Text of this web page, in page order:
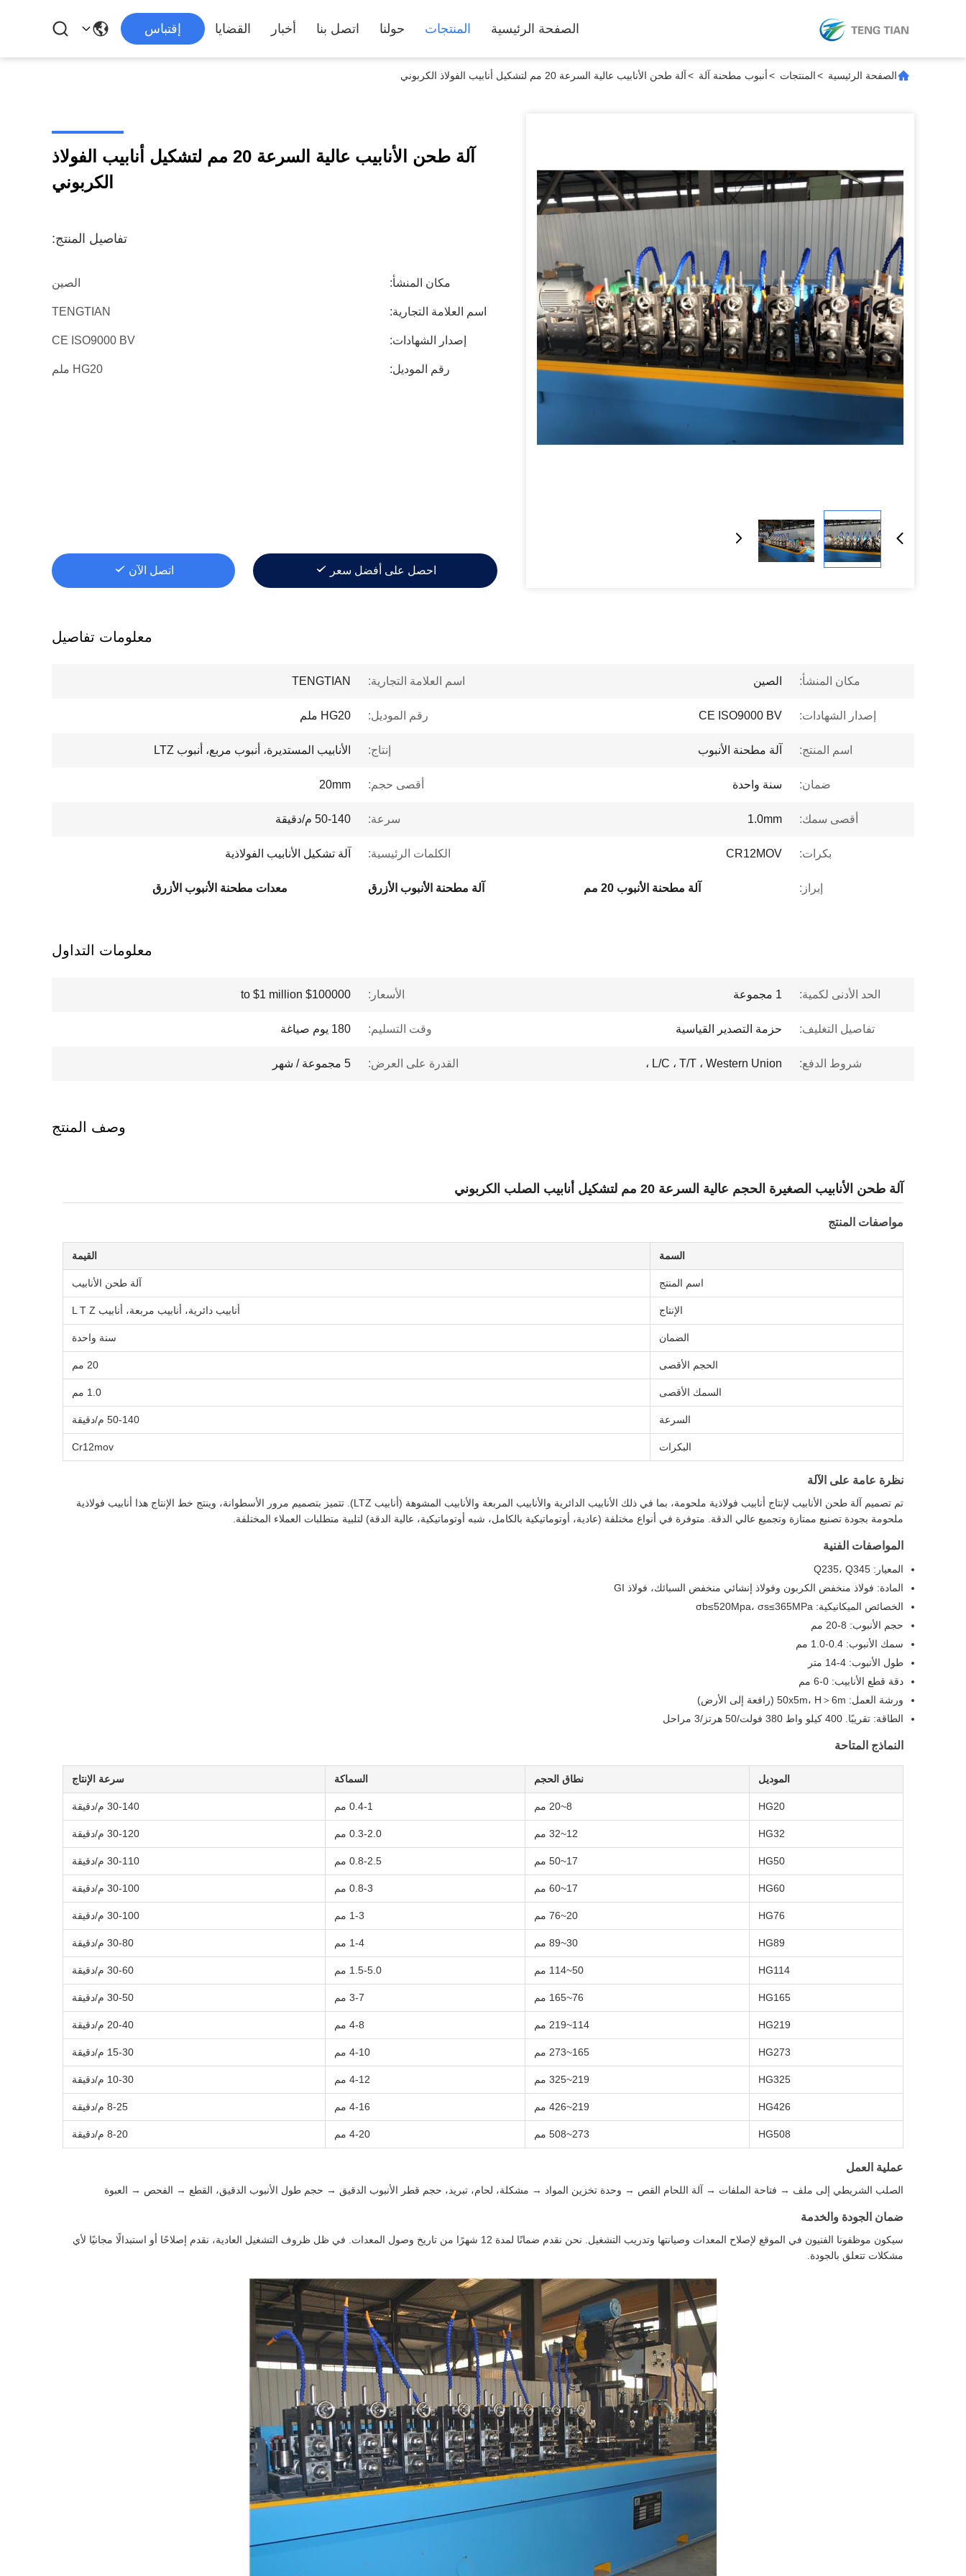
الصفحة الرئيسية المنتجات حولنا اتصل بنا أخبار القضايا إقتباس
الصفحة الرئيسية >المنتجات >أنبوب مطحنة آلة >آلة طحن الأنابيب عالية السرعة 20 مم لتشكيل أنابيب الفولاذ الكربوني
آلة طحن الأنابيب عالية السرعة 20 مم لتشكيل أنابيب الفولاذ
الكربوني
تفاصيل المنتج:
مكان المنشأ: الصين
اسم العلامة التجارية: TENGTIAN
إصدار الشهادات: CE ISO9000 BV
رقم الموديل: HG20 ملم
احصل على أفضل سعر اتصل الآن
معلومات تفاصيل
مكان المنشأ: الصين اسم العلامة التجارية: TENGTIAN
إصدار الشهادات: CE ISO9000 BV رقم الموديل: HG20 ملم
اسم المنتج: آلة مطحنة الأنبوب إنتاج: الأنابيب المستديرة، أنبوب مربع، أنبوب LTZ
ضمان: سنة واحدة أقصى حجم: 20mm
أقصى سمك: 1.0mm سرعة: 50-140 م/دقيقة
بكرات: CR12MOV الكلمات الرئيسية: آلة تشكيل الأنابيب الفولاذية
إبراز: آلة مطحنة الأنبوب 20 مم آلة مطحنة الأنبوب الأزرق معدات مطحنة الأنبوب الأزرق
معلومات التداول
الحد الأدنى لكمية: 1 مجموعة الأسعار: $100000 to $1 million
تفاصيل التغليف: حزمة التصدير القياسية وقت التسليم: 180 يوم صياغة
شروط الدفع: L/C ، T/T ، Western Union ، القدرة على العرض: 5 مجموعة / شهر
وصف المنتج
آلة طحن الأنابيب الصغيرة الحجم عالية السرعة 20 مم لتشكيل أنابيب الصلب الكربوني
مواصفات المنتج
السمة القيمة
اسم المنتج آلة طحن الأنابيب
الإنتاج أنابيب دائرية، أنابيب مربعة، أنابيب L T Z
الضمان سنة واحدة
الحجم الأقصى 20 مم
السمك الأقصى 1.0 مم
السرعة 50-140 م/دقيقة
البكرات Cr12mov
نظرة عامة على الآلة
تم تصميم آلة طحن الأنابيب لإنتاج أنابيب فولاذية ملحومة، بما في ذلك الأنابيب الدائرية والأنابيب المربعة والأنابيب المشوهة (أنابيب LTZ). تتميز بتصميم مرور الأسطوانة، وينتج خط الإنتاج هذا أنابيب فولاذية
ملحومة بجودة تصنيع ممتازة وتجميع عالي الدقة. متوفرة في أنواع مختلفة (عادية، أوتوماتيكية بالكامل، شبه أوتوماتيكية، عالية الدقة) لتلبية متطلبات العملاء المختلفة.
المواصفات الفنية
المعيار: Q235، Q345
المادة: فولاذ منخفض الكربون وفولاذ إنشائي منخفض السبائك، فولاذ GI
الخصائص الميكانيكية: σb≤520Mpa، σs≤365MPa
حجم الأنبوب: 8-20 مم
سمك الأنبوب: 0.4-1.0 مم
طول الأنبوب: 4-14 متر
دقة قطع الأنابيب: 0-6 مم
ورشة العمل: 50x5m، H＞6m (رافعة إلى الأرض)
الطاقة: تقريبًا. 400 كيلو واط 380 فولت/50 هرتز/3 مراحل
النماذج المتاحة
الموديل نطاق الحجم السماكة سرعة الإنتاج
HG20 8~20 مم 0.4-1 مم 30-140 م/دقيقة
HG32 12~32 مم 0.3-2.0 مم 30-120 م/دقيقة
HG50 17~50 مم 0.8-2.5 مم 30-110 م/دقيقة
HG60 17~60 مم 0.8-3 مم 30-100 م/دقيقة
HG76 20~76 مم 1-3 مم 30-100 م/دقيقة
HG89 30~89 مم 1-4 مم 30-80 م/دقيقة
HG114 50~114 مم 1.5-5.0 مم 30-60 م/دقيقة
HG165 76~165 مم 3-7 مم 30-50 م/دقيقة
HG219 114~219 مم 4-8 مم 20-40 م/دقيقة
HG273 165~273 مم 4-10 مم 15-30 م/دقيقة
HG325 219~325 مم 4-12 مم 10-30 م/دقيقة
HG426 219~426 مم 4-16 مم 8-25 م/دقيقة
HG508 273~508 مم 4-20 مم 8-20 م/دقيقة
عملية العمل
الصلب الشريطي إلى ملف → فتاحة الملفات → آلة اللحام القص → وحدة تخزين المواد → مشكلة، لحام، تبريد، حجم قطر الأنبوب الدقيق → حجم طول الأنبوب الدقيق، القطع → الفحص → العبوة
ضمان الجودة والخدمة
سيكون موظفونا الفنيون في الموقع لإصلاح المعدات وصيانتها وتدريب التشغيل. نحن نقدم ضمانًا لمدة 12 شهرًا من تاريخ وصول المعدات. في ظل ظروف التشغيل العادية، نقدم إصلاحًا أو استبدالًا مجانيًا لأي
مشكلات تتعلق بالجودة.